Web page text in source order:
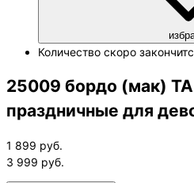
Количество скоро
25009 бордо (мак)
праздничные для
1 899 руб.
3 999 руб.